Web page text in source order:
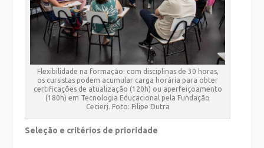
Flexibilidade na formação: com disciplinas de 30 horas,
os cursistas podem acumular carga horária para obter
certificações de atualização (120h) ou aperfeiçoamento
(180h) em Tecnologia Educacional pela Fundação
Cecierj. Foto: Filipe Dutra
Seleção e critérios de prioridade